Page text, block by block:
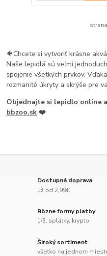
strana
🐠Chcete si vytvoriť krásne
Naše lepidlá sú veľmi
spojenie všetkých prvkov.
rozmanité úkryty a skrýše pre
Objednajte si lepidlo online
bbzoo.sk ❤️
Dostupná doprava
už od 2,99€
Rôzne formy platby
1/3, splátky, krypto
Široký sortiment
všetko na jednom